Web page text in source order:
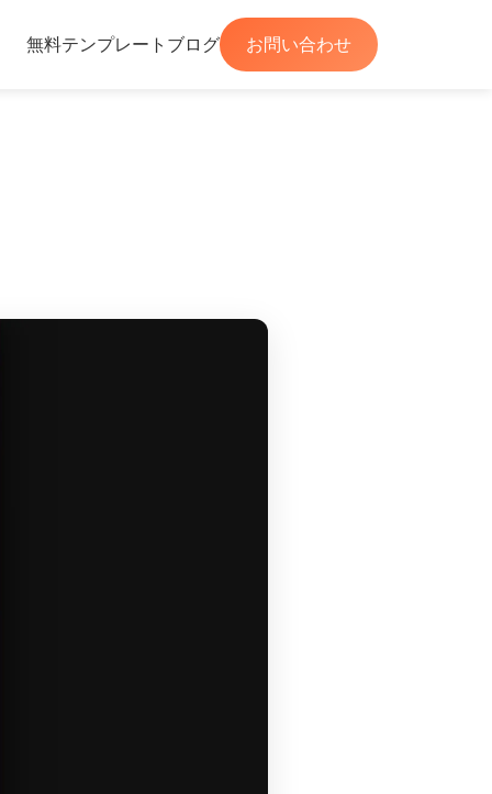
無料テンプレート ブログ お問い合わせ